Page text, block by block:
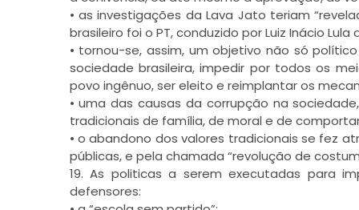
• as investigações da Lava Jato teriam
brasileiro foi o PT, conduzido por Luiz Inácio Lula
• tornou-se, assim, um objetivo não só
sociedade brasileira, impedir por todos os
povo ingênuo, ser eleito e reimplantar os
• uma das causas da corrupção na
tradicionais de família, de moral e de
• o abandono dos valores tradicionais se fez
públicas, e pela chamada “revolução de
19. As politicas a serem executadas para
defensores: